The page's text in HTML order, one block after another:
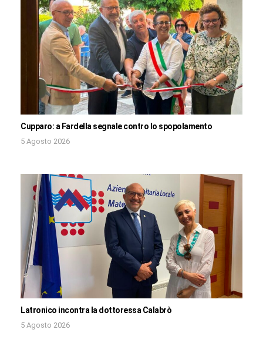
Cupparo: a Fardella segnale contro lo spopolamento
5 Agosto 2026
Latronico incontra la dottoressa Calabrò
5 Agosto 2026